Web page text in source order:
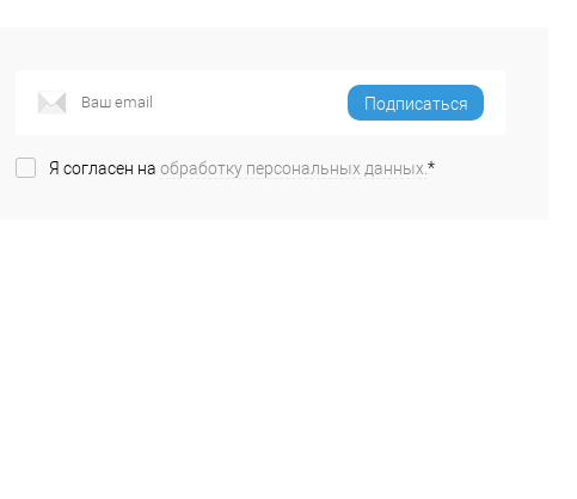
Купить в 1
В избранное
Купить в 1
Сравнение
В избранное
Подписаться
Я согласен на обработку персональных данных. *